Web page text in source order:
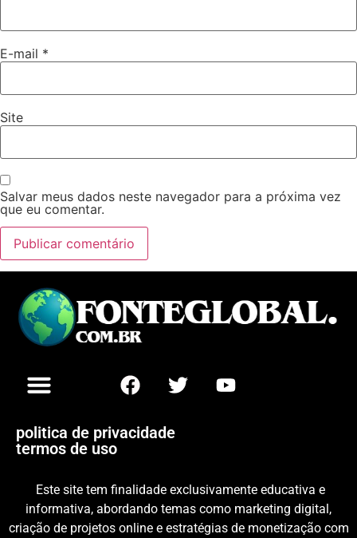
E-mail *
Site
Salvar meus dados neste navegador para a próxima vez
que eu comentar.
politica de privacidade
termos de uso
Este site tem finalidade exclusivamente educativa e
informativa, abordando temas como marketing digital,
criação de projetos online e estratégias de monetização com